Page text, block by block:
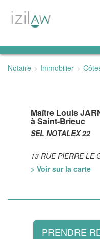
Notaire Immobilier
Maître Louis
à Saint-Brieuc
SEL NOTALEX 22
13 RUE PIERRE LE
> Voir sur la carte
PRENDRE